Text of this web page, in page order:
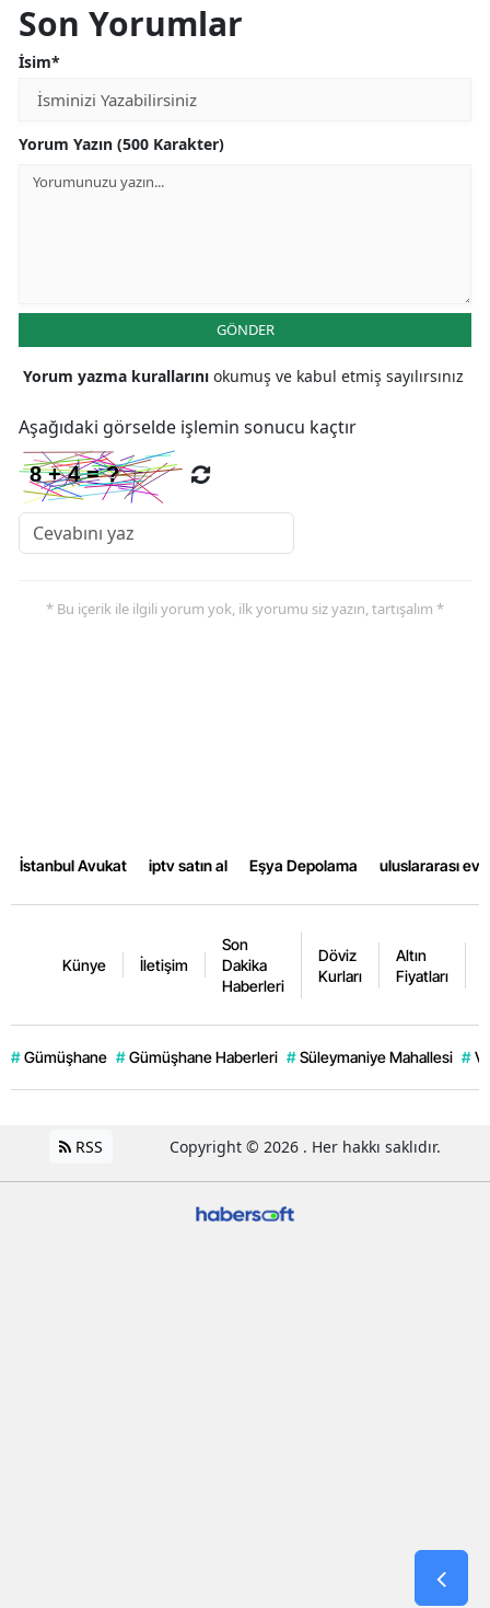
Son Yorumlar
İsim*
Yorum Yazın (500 Karakter)
GÖNDER
Yorum yazma kurallarını okumuş ve kabul etmiş sayılırsınız
Aşağıdaki görselde işlemin sonucu kaçtır
* Bu içerik ile ilgili yorum yok, ilk yorumu siz yazın, tartışalım *
İstanbul Avukat iptv satın al Eşya Depolama uluslararası
Künye İletişim
Son
Dakika
Haberleri
Döviz
Kurları
Altın
Fiyatları
# Gümüşhane # Gümüşhane Haberleri # Süleymaniye Mahallesi #
RSS Copyright © 2026 . Her hakkı saklıdır.